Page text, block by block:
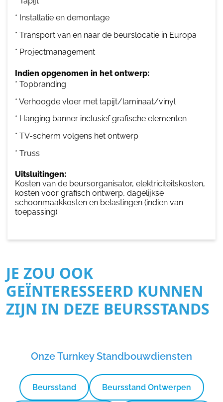
* Installatie en demontage
* Transport van en naar de beurslocatie in Europa
* Projectmanagement
Indien opgenomen in het ontwerp:
* Topbranding
* Verhoogde vloer met tapijt/laminaat/vinyl
* Hanging banner inclusief grafische elementen
* TV-scherm volgens het ontwerp
* Truss
Uitsluitingen:
Kosten van de beursorganisator, elektriciteitskosten,
kosten voor grafisch ontwerp, dagelijkse
schoonmaakkosten en belastingen (indien van
toepassing).
JE ZOU OOK
GEÏNTERESSEERD KUNNEN
ZIJN IN DEZE BEURSSTANDS
Onze Turnkey Standbouwdiensten
Beursstand Beursstand Ontwerpen